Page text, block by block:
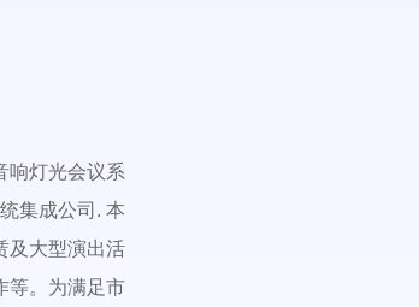
响灯光会议系
集成公司. 本
及大型演出活
等。为满足市